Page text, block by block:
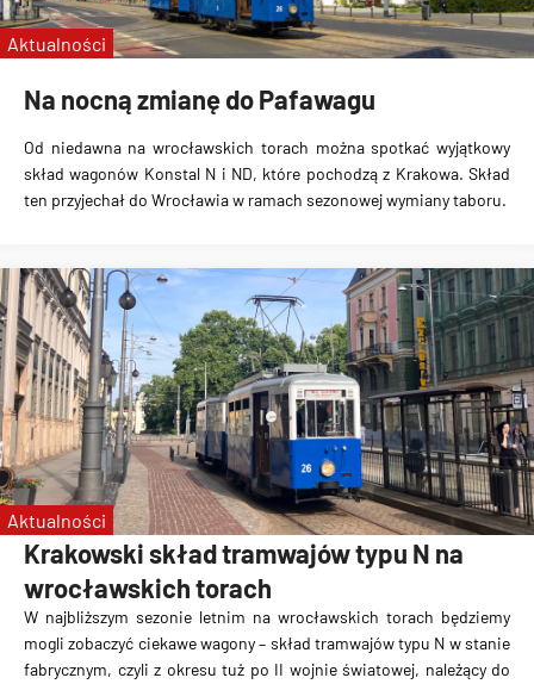
Wrocławskie Linie Turystyczne
MPK Kraków
Na nocną zmianę do Pafawagu
Od niedawna na wrocławskich torach można spotkać wyjątkowy
skład wagonów Konstal N i ND, które pochodzą z Krakowa. Skład
ten przyjechał do Wrocławia w ramach sezonowej wymiany taboru.
Aktualności
Krakowski skład tramwajów typu N na
wrocławskich torach
W najbliższym sezonie letnim na wrocławskich torach będziemy
mogli zobaczyć ciekawe wagony – skład tramwajów typu N w stanie
fabrycznym, czyli z okresu tuż po II wojnie światowej, należący do
Aktualności